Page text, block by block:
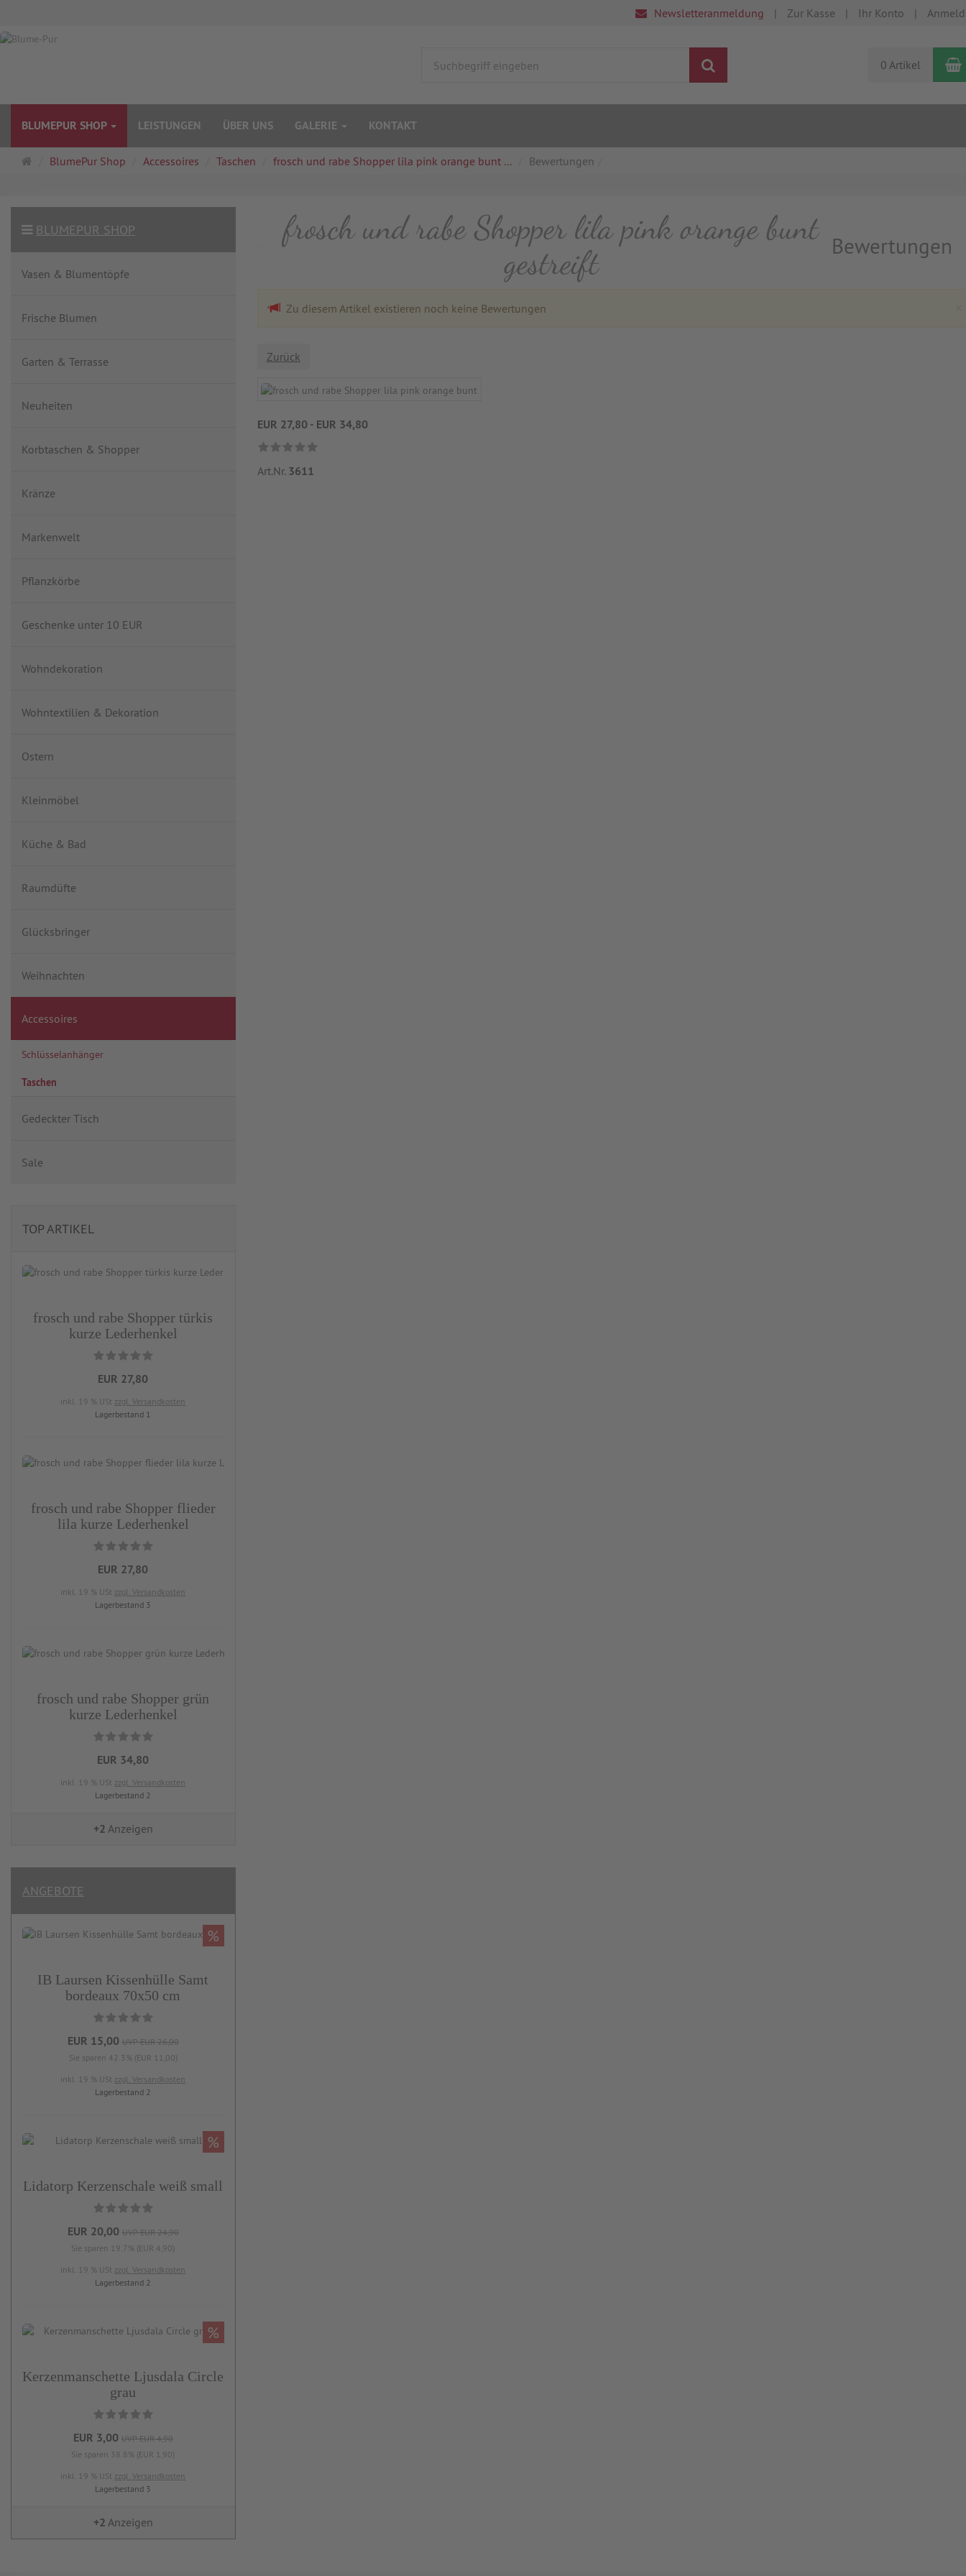
Newsletteranmeldung Zur Kasse Ihr Konto
0 Artikel
BLUMEPUR SHOP LEISTUNGEN ÜBER UNS GALERIE KONTAKT
Startseite
BlumePur Shop Accessoires Taschen frosch und rabe Shopper lila pink orange bunt ... Bewertungen
frosch und rabe Shopper lila pink orange bunt
gestreift
Bewertungen
Zu diesem Artikel existieren noch keine Bewertungen
Zurück
EUR 27,80 - EUR 34,80
Art.Nr. 3611
BLUMEPUR SHOP
Vasen & Blumentöpfe
Frische Blumen
Garten & Terrasse
Neuheiten
Korbtaschen & Shopper
Kränze
Markenwelt
Pflanzkörbe
Geschenke unter 10 EUR
Wohndekoration
Wohntextilien & Dekoration
Ostern
Kleinmöbel
Küche & Bad
Raumdüfte
Glücksbringer
Weihnachten
Accessoires
Schlüsselanhänger
Taschen
Gedeckter Tisch
Sale
TOP ARTIKEL
frosch und rabe Shopper türkis
kurze Lederhenkel
EUR 27,80
inkl. 19 % USt zzgl. Versandkosten
Lagerbestand 1
frosch und rabe Shopper flieder
lila kurze Lederhenkel
EUR 27,80
inkl. 19 % USt zzgl. Versandkosten
Lagerbestand 3
frosch und rabe Shopper grün
kurze Lederhenkel
EUR 34,80
inkl. 19 % USt zzgl. Versandkosten
Lagerbestand 2
+2 Anzeigen
ANGEBOTE
IB Laursen Kissenhülle Samt
bordeaux 70x50 cm
EUR 15,00 UVP EUR 26,00
Sie sparen 42.3% (EUR 11,00)
inkl. 19 % USt zzgl. Versandkosten
Lagerbestand 2
%
Lidatorp Kerzenschale weiß small
EUR 20,00 UVP EUR 24,90
Sie sparen 19.7% (EUR 4,90)
inkl. 19 % USt zzgl. Versandkosten
Lagerbestand 2
%
Kerzenmanschette Ljusdala Circle
grau
EUR 3,00 UVP EUR 4,90
Sie sparen 38.8% (EUR 1,90)
inkl. 19 % USt zzgl. Versandkosten
Lagerbestand 3
%
+2 Anzeigen